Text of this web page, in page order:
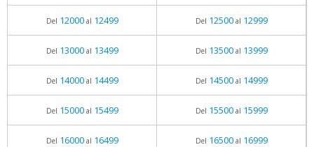
Del 12000al 12499 Del 12500al 12999
Del 13000al 13499 Del 13500al 13999
Del 14000al 14499 Del 14500al 14999
Del 15000al 15499 Del 15500al 15999
Del 16000al 16499 Del 16500al 16999